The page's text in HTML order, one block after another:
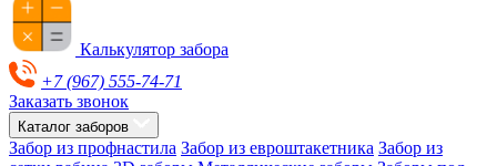
Калькулятор забора
+7 (967) 555-74-71
Заказать звонок
Каталог заборов
Забор из профнастила Забор из евроштакетника Забор из